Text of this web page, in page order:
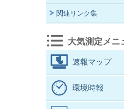
関連リンク集
大気測定メニ
速報マップ
環境時報